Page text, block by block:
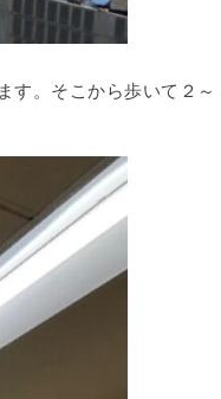
す。そこから歩いて２～